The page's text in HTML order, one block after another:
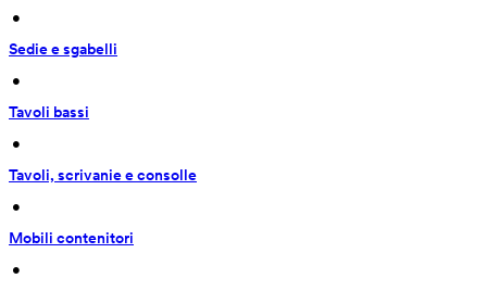
•
Sedie e sgabelli
•
Tavoli bassi
•
Tavoli, scrivanie e consolle
•
Mobili contenitori
•